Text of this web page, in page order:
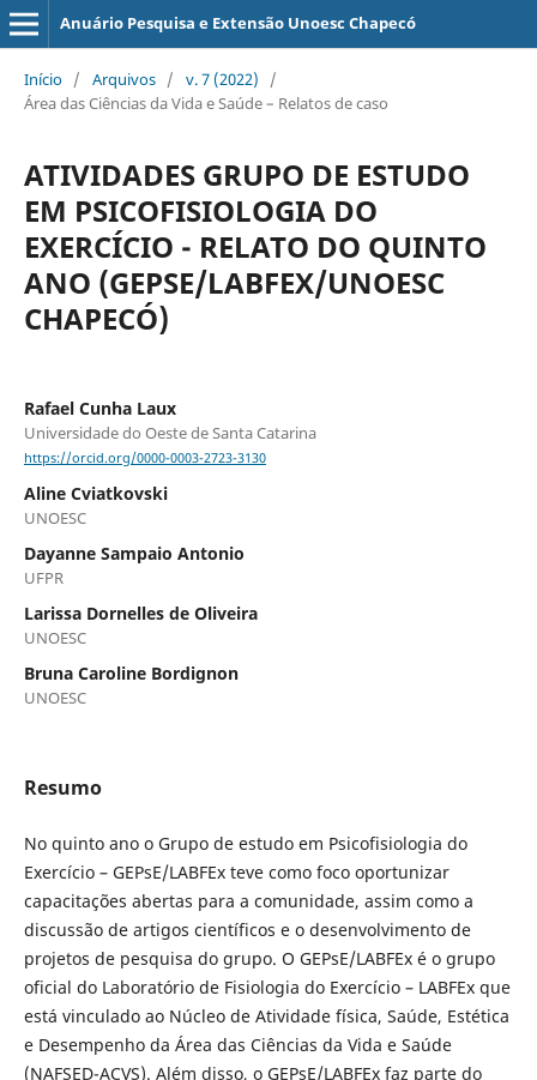
Anuário Pesquisa e Extensão Unoesc Chapecó
Início / Arquivos / v. 7 (2022)
/
Área das Ciências da Vida e Saúde – Relatos de caso
ATIVIDADES GRUPO DE ESTUDO
EM PSICOFISIOLOGIA DO
EXERCÍCIO - RELATO DO QUINTO
ANO (GEPSE/LABFEX/UNOESC
CHAPECÓ)
Rafael Cunha Laux
Universidade do Oeste de Santa Catarina
https://orcid.org/0000-0003-2723-3130
Aline Cviatkovski
UNOESC
Dayanne Sampaio Antonio
UFPR
Larissa Dornelles de Oliveira
UNOESC
Bruna Caroline Bordignon
UNOESC
Resumo
No quinto ano o Grupo de estudo em Psicofisiologia do
Exercício – GEPsE/LABFEx teve como foco oportunizar
capacitações abertas para a comunidade, assim como a
discussão de artigos científicos e o desenvolvimento de
projetos de pesquisa do grupo. O GEPsE/LABFEx é o grupo
oficial do Laboratório de Fisiologia do Exercício – LABFEx que
está vinculado ao Núcleo de Atividade física, Saúde, Estética
e Desempenho da Área das Ciências da Vida e Saúde
(NAFSED-ACVS). Além disso, o GEPsE/LABFEx faz parte do